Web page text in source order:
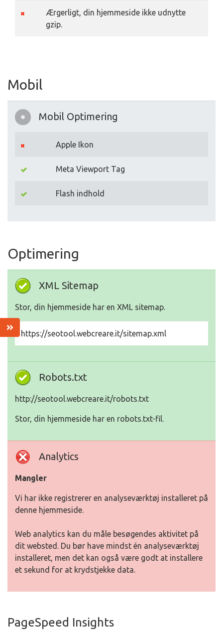
Ærgerligt, din hjemmeside ikke udnytte
gzip.
Mobil
Mobil Optimering
Apple Ikon
Meta Viewport Tag
Flash indhold
Optimering
XML Sitemap
Stor, din hjemmeside har en XML sitemap.
https://seotool.webcreare.it/sitemap.xml
Robots.txt
http://seotool.webcreare.it/robots.txt
Stor, din hjemmeside har en robots.txt-fil.
Analytics
Mangler
Vi har ikke registrerer en analyseværktøj installeret på
denne hjemmeside.
Web analytics kan du måle besøgendes aktivitet på
dit websted. Du bør have mindst én analyseværktøj
installeret, men det kan også være godt at installere
et sekund for at krydstjekke data.
PageSpeed Insights